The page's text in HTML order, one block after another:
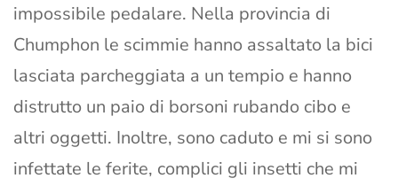
impossibile pedalare. Nella provincia di
Chumphon le scimmie hanno assaltato la bici
lasciata parcheggiata a un tempio e hanno
distrutto un paio di borsoni rubando cibo e
altri oggetti. Inoltre, sono caduto e mi si sono
infettate le ferite, complici gli insetti che mi